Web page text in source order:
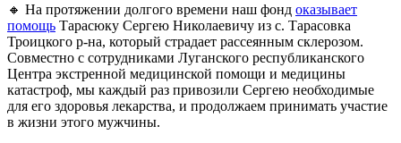
🔸 На протяжении долгого времени наш фонд оказывает
помощь Тарасюку Сергею Николаевичу из с. Тарасовка
Троицкого р-на, который страдает рассеянным склерозом.
Совместно с сотрудниками Луганского республиканского
Центра экстренной медицинской помощи и медицины
катастроф, мы каждый раз привозили Сергею необходимые
для его здоровья лекарства, и продолжаем принимать участие
в жизни этого мужчины.